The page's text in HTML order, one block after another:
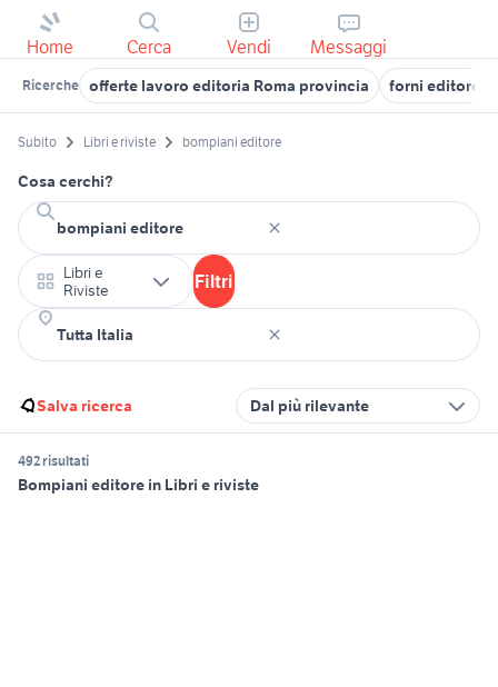
Home Cerca Vendi Messaggi
Ricerche offerte lavoro editoria Roma provincia forni editore
Subito Libri e riviste bompiani editore
Cosa cerchi?
Libri e
Riviste
Filtri
Salva ricerca Dal più rilevante
492 risultati
Bompiani editore in Libri e riviste